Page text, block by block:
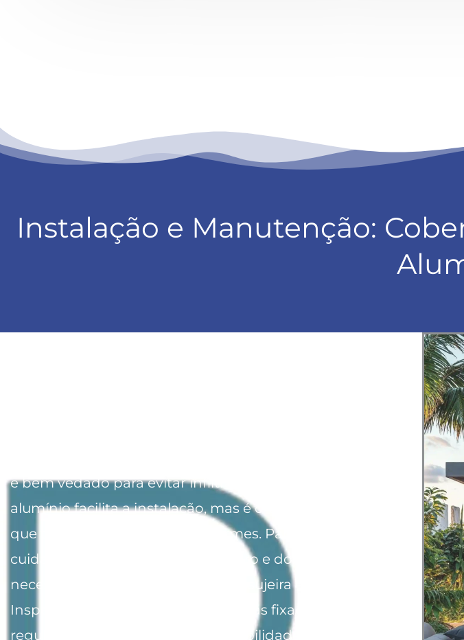
Instalação e Manutenção:
e bem vedado para evitar infiltrações. A leveza do
alumínio facilita a instalação, mas é crucial assegurar
que todas as conexões sejam firmes. Para os
cuidados, a limpeza regular do vidro e do alumínio é
necessária para evitar acúmulo de sujeira e corrosão.
Inspecione também as vedações e as fixações
regularmente para garantir a durabilidade da